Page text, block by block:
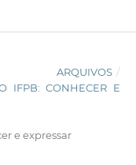
ARQUIVOS /
IFPB: CONHECER E
e expressar